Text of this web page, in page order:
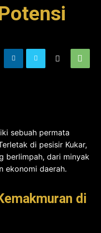
sebuah permata
di pesisir Kukar,
berlimpah, dari minyak
ekonomi daerah.
di